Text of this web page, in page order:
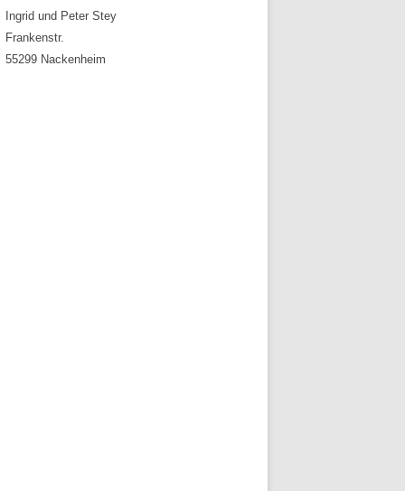
Ingrid und Peter Stey
Frankenstr.
55299 Nackenheim